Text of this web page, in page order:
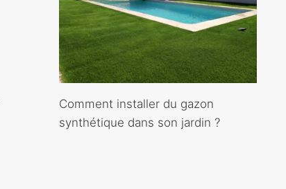
Comment installer du gazon
synthétique dans son jardin ?